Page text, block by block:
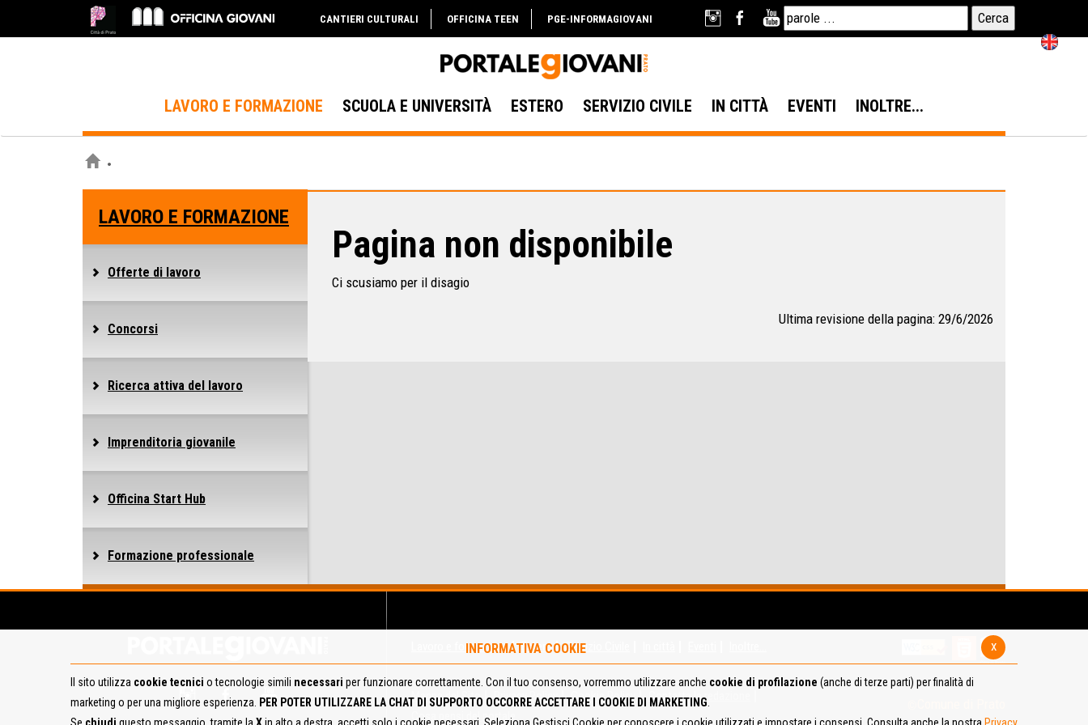
CANTIERI CULTURALI OFFICINA TEEN PGE-INFORMAGIOVANI
LAVORO E FORMAZIONE SCUOLA E UNIVERSITÀ ESTERO SERVIZIO CIVILE IN CITTÀ EVENTI INOLTRE...
LAVORO E FORMAZIONE
Offerte di lavoro
Concorsi
Ricerca attiva del lavoro
Imprenditoria giovanile
Officina Start Hub
Formazione professionale
Pagina non disponibile
Ci scusiamo per il disagio
Ultima revisione della pagina: 29/6/2026
Lavoro e formazione Estero Servizio Civile
Mappa del Sito Privacy Policy Cookie Policy
Contatta la redazione
Cosa pensi del portale
x
INFORMATIVA COOKIE
Il sito utilizza cookie tecnici o tecnologie simili necessari per funzionare correttamente. Con il tuo consenso, vorremmo utilizzare anche cookie di profilazione (anche di terze parti) per finalità di
marketing o per una migliore esperienza.
PER POTER UTILIZZARE LA CHAT DI SUPPORTO OCCORRE ACCETTARE I COOKIE DI MARKETING